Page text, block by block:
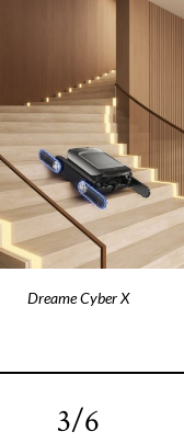
Dreame Cyber X
3/6